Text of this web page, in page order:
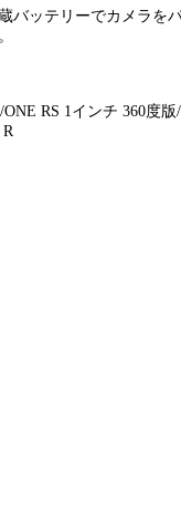
バッテリーでカメラを
RS 1インチ 360度版
R